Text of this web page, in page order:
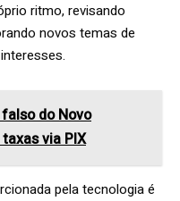
ritmo, revisando
novos temas de
do Novo
via PIX
pela tecnologia é